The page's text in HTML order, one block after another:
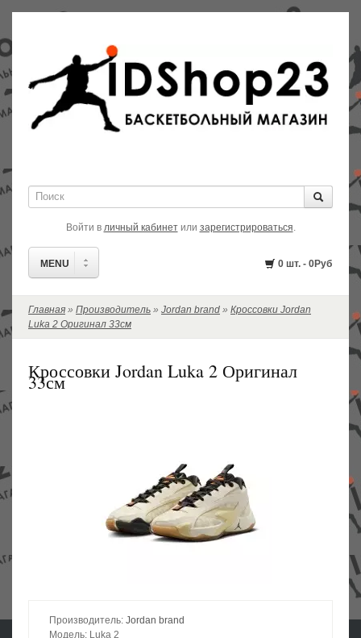
0 шт. - 0Руб
Войти в личный кабинетили зарегистрироваться
MENU
РАСПРОДАЖА!
ОБУВЬ (93)
АКСЕССУАРЫ, ЧАСЫ, ШАПКИ И МЯЧИ (20)
Главная » Производитель » Jordan brand » Кроссовки Jordan
Luka 2 Оригинал 33см
Кроссовки Jordan Luka 2 Оригинал
33см
Производитель: Jordan brand
Модель: Luka 2